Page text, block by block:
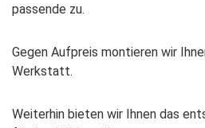
passende zu.
Gegen Aufpreis montieren wir
Werkstatt.
Weiterhin bieten wir Ihnen das